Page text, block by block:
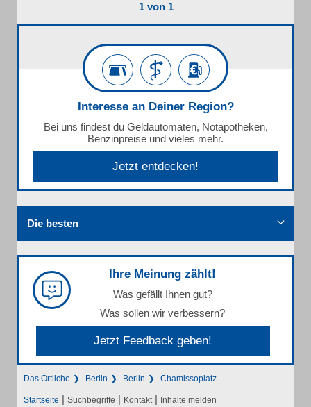
1 von 1
Interesse an Deiner Region?
Bei uns findest du Geldautomaten, Notapotheken,
Benzinpreise und vieles mehr.
Jetzt entdecken!
Die besten
Ihre Meinung zählt!
Was gefällt Ihnen gut?
Was sollen wir verbessern?
Jetzt Feedback geben!
Das Örtliche Berlin Berlin Chamissoplatz
Startseite | Suchbegriffe | Kontakt | Inhalte melden